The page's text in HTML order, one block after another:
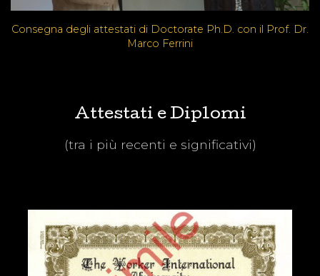
Consegna degli attestati di Doctorate Ph.D. con il Prof. Dr.
Marco Ferrini
Attestati e Diplomi
(tra i più recenti e significativi)